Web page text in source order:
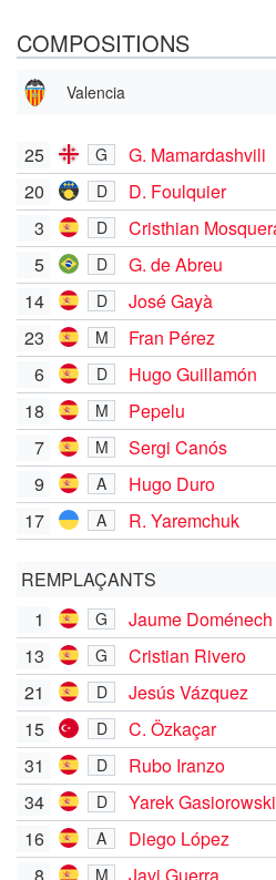
COMPOSITIONS
Valencia
25 G
G. Mamardashvili
20
D
D. Foulquier
3
D
Cristhian
5
D
G. de Abreu
14
D José Gayà
23 M Fran Pérez
6 D
Hugo Guillamón
18
M Pepelu
7 M Sergi Canós
9 A Hugo Duro
17 A R. Yaremchuk
REMPLAÇANTS
1
G
Jaume Doménech
13
G
Cristian Rivero
21
D Jesús Vázquez
15 D
C. Özkaçar
31
D
Rubo Iranzo
34
D Yarek Gasiorowski
16 A Diego López
8 M Javi Guerra